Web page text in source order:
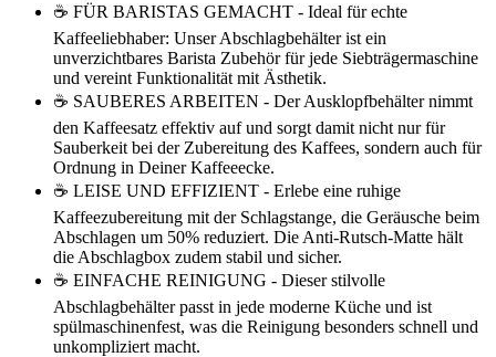
☕ FÜR BARISTAS GEMACHT - Ideal für echte
Kaffeeliebhaber: Unser Abschlagbehälter ist ein
unverzichtbares Barista Zubehör für jede Siebträgermaschine
und vereint Funktionalität mit Ästhetik.
☕ SAUBERES ARBEITEN - Der Ausklopfbehälter nimmt
den Kaffeesatz effektiv auf und sorgt damit nicht nur für
Sauberkeit bei der Zubereitung des Kaffees, sondern auch für
Ordnung in Deiner Kaffeeecke.
☕ LEISE UND EFFIZIENT - Erlebe eine ruhige
Kaffeezubereitung mit der Schlagstange, die Geräusche beim
Abschlagen um 50% reduziert. Die Anti-Rutsch-Matte hält
die Abschlagbox zudem stabil und sicher.
☕ EINFACHE REINIGUNG - Dieser stilvolle
Abschlagbehälter passt in jede moderne Küche und ist
spülmaschinenfest, was die Reinigung besonders schnell und
unkompliziert macht.